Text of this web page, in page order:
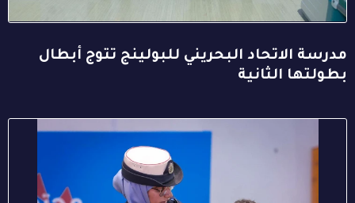
مدرسة الاتحاد البحريني للبولينج تتوج أبطال
بطولتها الثانية